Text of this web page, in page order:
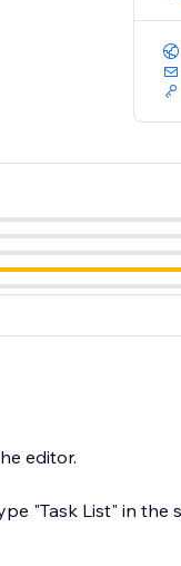
editor.
"Task List" in the